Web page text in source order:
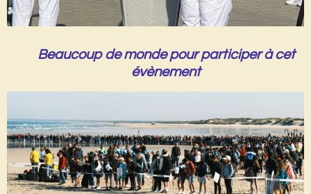
Beaucoup de monde pour participer à cet
évènement